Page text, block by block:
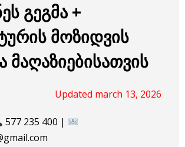
გეგმა +
მოზიდვის
მაღაზიებისათვის
Updated march 13, 2026
577 235 400 |